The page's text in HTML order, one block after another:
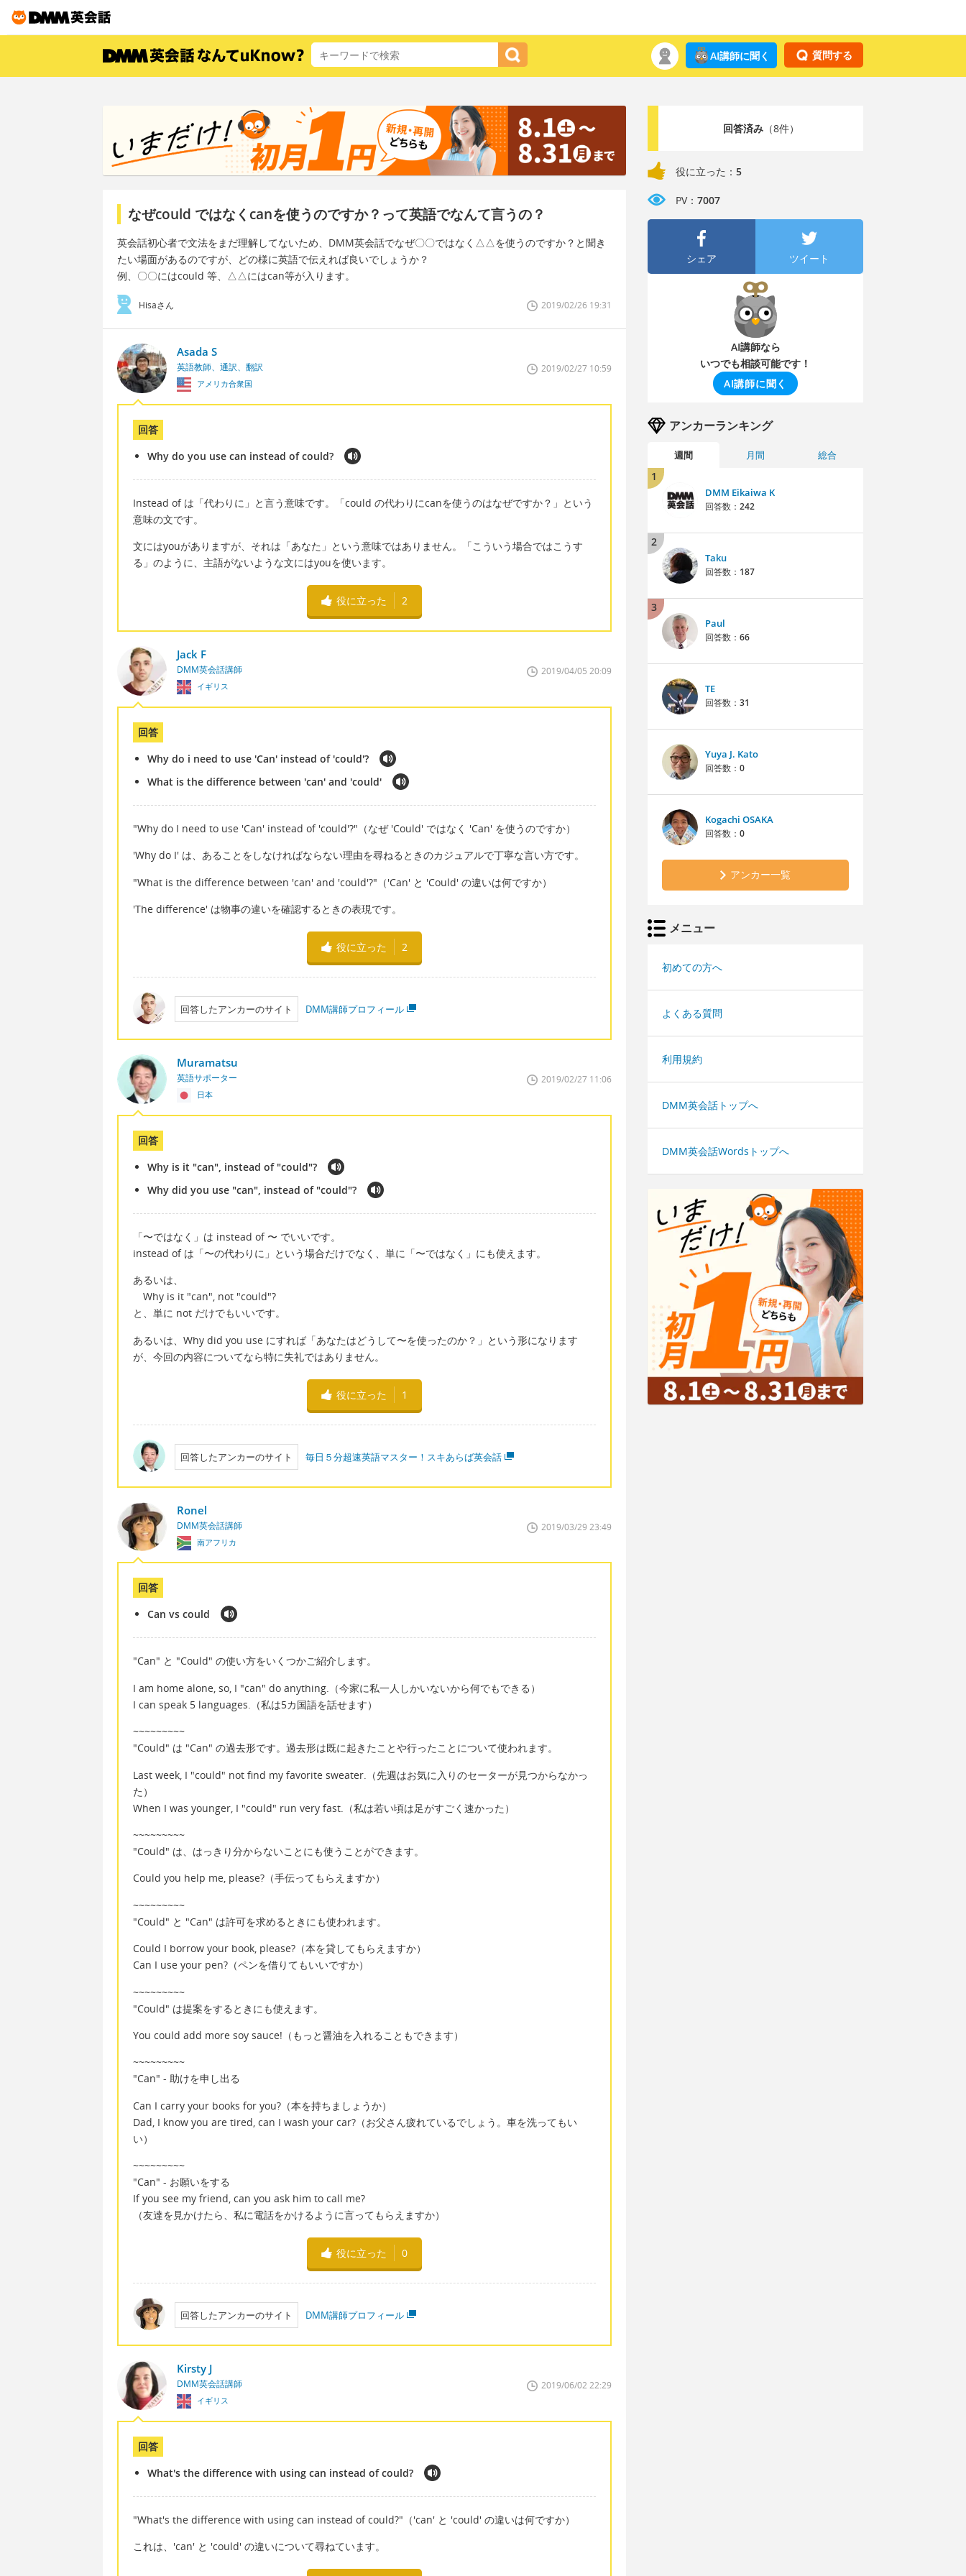
質問する
AI講師に聞く
なぜcould ではなくcanを使うのですか？って英語でなんて言うの？
英会話初心者で文法をまだ理解してないため、DMM英会話でなぜ〇〇ではなく△△を使うのですか？と聞き
たい場面があるのですが、どの様に英語で伝えれば良いでしょうか？
例、〇〇にはcould 等、△△にはcan等が入ります。
Hisaさん 2019/02/26 19:31
Asada S
英語教師、通訳、翻訳
アメリカ合衆国
2019/02/27 10:59
回答
Why do you use can instead of could?
Instead of は「代わりに」と言う意味です。「could の代わりにcanを使うのはなぜですか？」という
意味の文です。
文にはyouがありますが、それは「あなた」という意味ではありません。「こういう場合ではこうす
る」のように、主語がないような文にはyouを使います。
役に立った 2
Jack F
DMM英会話講師
イギリス
2019/04/05 20:09
回答
Why do i need to use 'Can' instead of 'could'?
What is the difference between 'can' and 'could'
"Why do I need to use 'Can' instead of 'could'?"（なぜ 'Could' ではなく 'Can' を使うのですか）
'Why do I' は、あることをしなければならない理由を尋ねるときのカジュアルで丁寧な言い方です。
"What is the difference between 'can' and 'could'?"（'Can' と 'Could' の違いは何ですか）
'The difference' は物事の違いを確認するときの表現です。
役に立った 2
回答したアンカーのサイト DMM講師プロフィール
Muramatsu
英語サポーター
日本
2019/02/27 11:06
回答
Why is it "can", instead of "could"?
Why did you use "can", instead of "could"?
「〜ではなく」は instead of 〜 でいいです。
instead of は「〜の代わりに」という場合だけでなく、単に「〜ではなく」にも使えます。
あるいは、
Why is it "can", not "could"?
と、単に not だけでもいいです。
あるいは、Why did you use にすれば「あなたはどうして〜を使ったのか？」という形になります
が、今回の内容についてなら特に失礼ではありません。
役に立った 1
回答したアンカーのサイト 毎日５分超速英語マスター！スキあらば英会話
Ronel
DMM英会話講師
南アフリカ
2019/03/29 23:49
回答
Can vs could
"Can" と "Could" の使い方をいくつかご紹介します。
I am home alone, so, I "can" do anything.（今家に私一人しかいないから何でもできる）
I can speak 5 languages.（私は5カ国語を話せます）
~~~~~~~~~
"Could" は "Can" の過去形です。過去形は既に起きたことや行ったことについて使われます。
Last week, I "could" not find my favorite sweater.（先週はお気に入りのセーターが見つからなかっ
た）
When I was younger, I "could" run very fast.（私は若い頃は足がすごく速かった）
~~~~~~~~~
"Could" は、はっきり分からないことにも使うことができます。
Could you help me, please?（手伝ってもらえますか）
~~~~~~~~~
"Could" と "Can" は許可を求めるときにも使われます。
Could I borrow your book, please?（本を貸してもらえますか）
Can I use your pen?（ペンを借りてもいいですか）
~~~~~~~~~
"Could" は提案をするときにも使えます。
You could add more soy sauce!（もっと醤油を入れることもできます）
~~~~~~~~~
"Can" - 助けを申し出る
Can I carry your books for you?（本を持ちましょうか）
Dad, I know you are tired, can I wash your car?（お父さん疲れているでしょう。車を洗ってもい
い）
~~~~~~~~~
"Can" - お願いをする
If you see my friend, can you ask him to call me?
（友達を見かけたら、私に電話をかけるように言ってもらえますか）
役に立った 0
回答したアンカーのサイト DMM講師プロフィール
Kirsty J
DMM英会話講師
イギリス
2019/06/02 22:29
回答
What's the difference with using can instead of could?
"What's the difference with using can instead of could?"（'can' と 'could' の違いは何ですか）
これは、'can' と 'could' の違いについて尋ねています。
回答済み（8件）
役に立った： 5
PV： 7007
シェア ツイート
AI講師なら
いつでも相談可能です！
AI講師に聞く
アンカーランキング
週間 月間 総合
1
DMM Eikaiwa K
回答数： 242
2
Taku
回答数： 187
3
Paul
回答数： 66
TE
回答数： 31
Yuya J. Kato
回答数： 0
Kogachi OSAKA
回答数： 0
アンカー一覧
メニュー
初めての方へ
よくある質問
利用規約
DMM英会話トップへ
DMM英会話Wordsトップへ